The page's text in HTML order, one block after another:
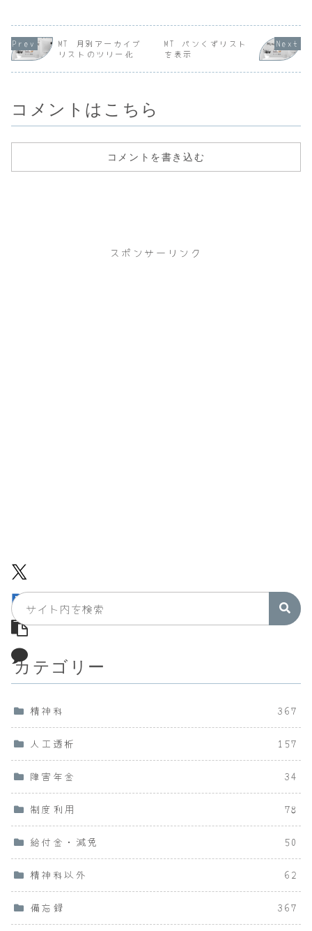
他のスクリプトで
も同じなので表示
できないブログパ
最初の設定どおり
次のコードを追加
しま
す。.blockquote
490px;lin...
にアップロードし
<MTEntries> タ
グの上に次のコ
">
</
rst>
ta...
MT 月別アーカイブ
リストのツリー化
MT パンくずリスト
を表示
コメントはこちら
コメントを書き込む
スポンサーリンク
カテゴリー
精神科 367
人工透析 157
障害年金 34
制度利用 78
給付金・減免 50
精神科以外 62
備忘録 367